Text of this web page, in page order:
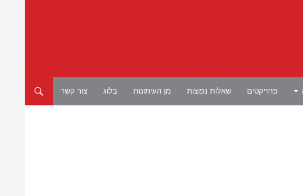
פרוייקטים שאלות נפוצות מן העיתונות בלוג צור קשר